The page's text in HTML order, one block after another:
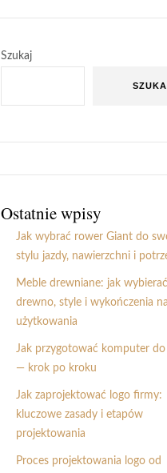
Szukaj
Ostatnie wpisy
Jak wybrać rower Giant do
stylu jazdy, nawierzchni i
Meble drewniane: jak
drewno, style i wykończenia
użytkowania
Jak przygotować komputer do
— krok po kroku
Jak zaprojektować logo firmy:
kluczowe zasady i etapów
projektowania
Proces projektowania logo od